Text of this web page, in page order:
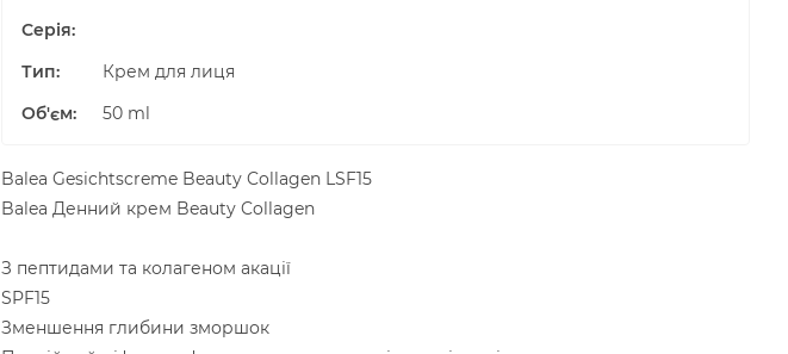
Серія:
Тип:
Крем для лиця
Об'єм: 50 ml
Balea Gesichtscreme Beauty Collagen LSF15
Balea Денний крем Beauty Collagen
З пептидами та колагеном акації
SPF15
Зменшення глибини зморшок